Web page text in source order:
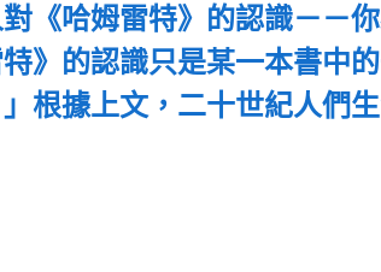
《哈姆雷特》的認識－－
》的認識只是某一本書中
根據上文，二十世紀人們